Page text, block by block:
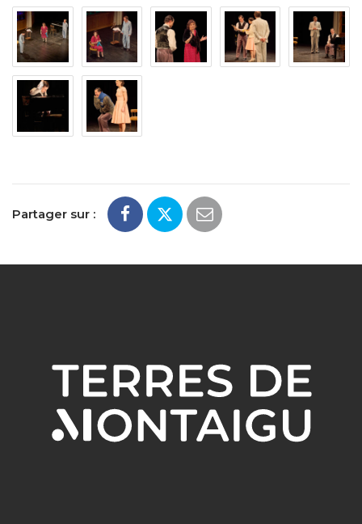
Partager sur :